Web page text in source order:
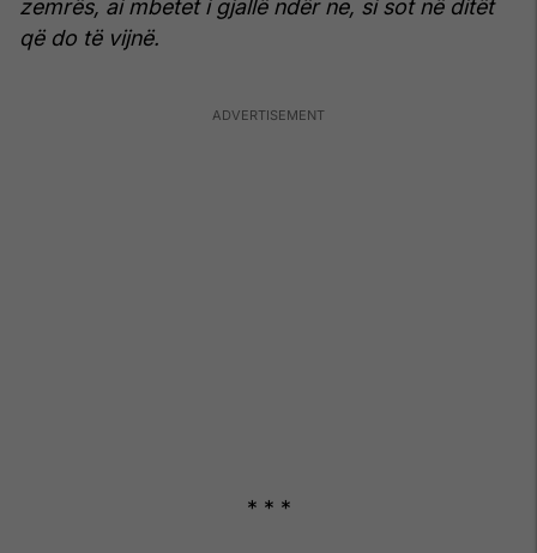
zemrës, ai mbetet i gjallë ndër ne, si sot në ditët
që do të vijnë.
* * *